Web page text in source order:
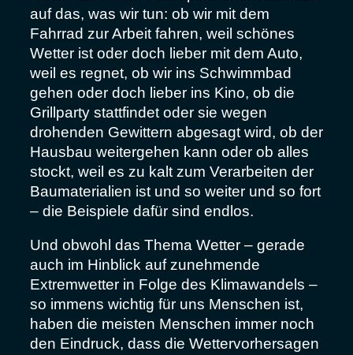
auf das, was wir tun: ob wir mit dem
Fahrrad zur Arbeit fahren, weil schönes
Wetter ist oder doch lieber mit dem Auto,
weil es regnet, ob wir ins Schwimmbad
gehen oder doch lieber ins Kino, ob die
Grillparty stattfindet oder sie wegen
drohenden Gewittern abgesagt wird, ob der
Hausbau weitergehen kann oder ob alles
stockt, weil es zu kalt zum Verarbeiten der
Baumaterialien ist und so weiter und so fort
– die Beispiele dafür sind endlos.
Und obwohl das Thema Wetter – gerade
auch im Hinblick auf zunehmende
Extremwetter in Folge des Klimawandels –
so immens wichtig für uns Menschen ist,
haben die meisten Menschen immer noch
den Eindruck, dass die Wettervorhersagen